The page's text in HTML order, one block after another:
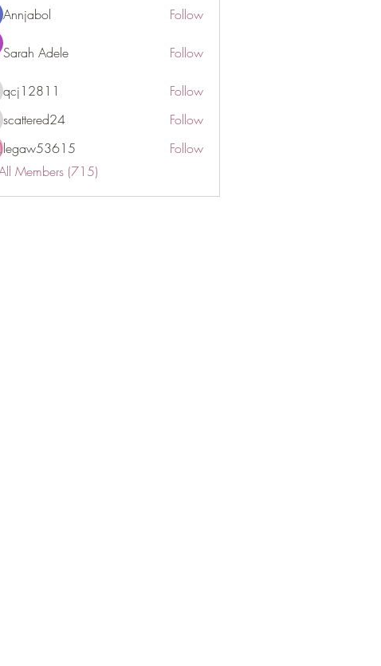
Annjabol Follow
Sarah Adele Follow
qcj12811 Follow
scattered24
Follow
legaw53615
Follow
Members (715)